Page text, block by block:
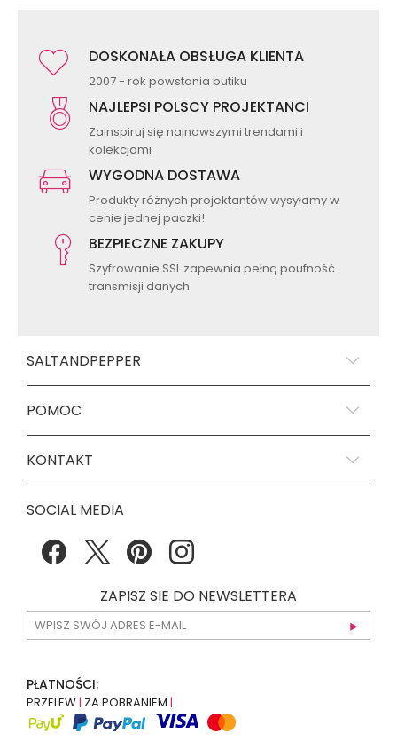
DOSKONAŁA OBSŁUGA KLIENTA
2007 - rok powstania butiku
NAJLEPSI POLSCY PROJEKTANCI
Zainspiruj się najnowszymi trendami i
kolekcjami
WYGODNA DOSTAWA
Produkty różnych projektantów wysyłamy w
cenie jednej paczki!
BEZPIECZNE ZAKUPY
Szyfrowanie SSL zapewnia pełną poufność
transmisji danych
SALTANDPEPPER
POMOC
KONTAKT
SOCIAL MEDIA
ZAPISZ SIE DO NEWSLETTERA
PŁATNOŚCI:
PRZELEW| ZA POBRANIEM |